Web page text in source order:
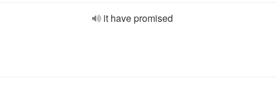
it have promised